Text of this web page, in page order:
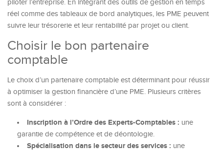
piloter l’entreprise. En intégrant des outils de gestion en temps
réel comme des tableaux de bord analytiques, les PME peuvent
suivre leur trésorerie et leur rentabilité par projet ou client.
Choisir le bon partenaire
comptable
Le choix d’un partenaire comptable est déterminant pour réussir
à optimiser la gestion financière d’une PME. Plusieurs critères
sont à considérer :
Inscription à l’Ordre des Experts-Comptables : une
garantie de compétence et de déontologie.
Spécialisation dans le secteur des services : une